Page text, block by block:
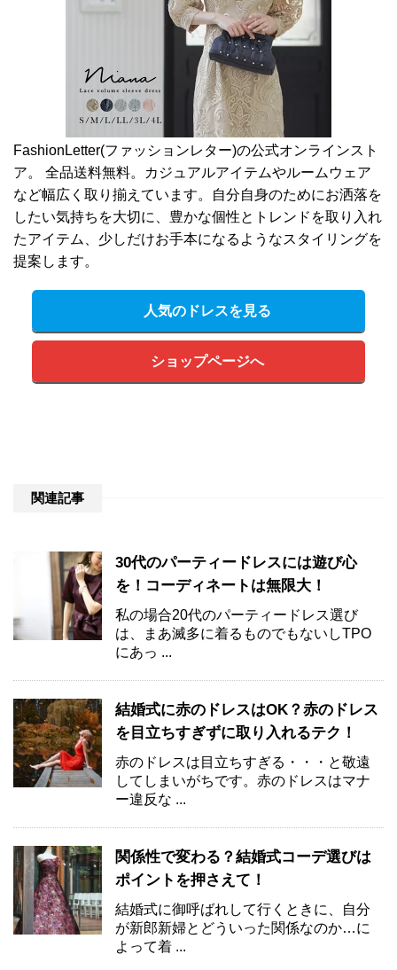
FashionLetter(ファッションレター)の公式オンラインスト
ア。 全品送料無料。カジュアルアイテムやルームウェア
など幅広く取り揃えています。自分自身のためにお洒落を
したい気持ちを大切に、豊かな個性とトレンドを取り入れ
たアイテム、少しだけお手本になるようなスタイリングを
提案します。
人気のドレスを見る
ショップページへ
関連記事
30代のパーティードレスには遊び心
を！コーディネートは無限大！
私の場合20代のパーティードレス選び
は、まあ滅多に着るものでもないしTPO
にあっ ...
結婚式に赤のドレスはOK？赤のドレス
を目立ちすぎずに取り入れるテク！
赤のドレスは目立ちすぎる・・・と敬遠
してしまいがちです。赤のドレスはマナ
ー違反な ...
関係性で変わる？結婚式コーデ選びは
ポイントを押さえて！
結婚式に御呼ばれして行くときに、自分
が新郎新婦とどういった関係なのか…に
よって着 ...